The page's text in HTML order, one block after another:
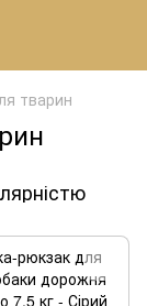
тварин